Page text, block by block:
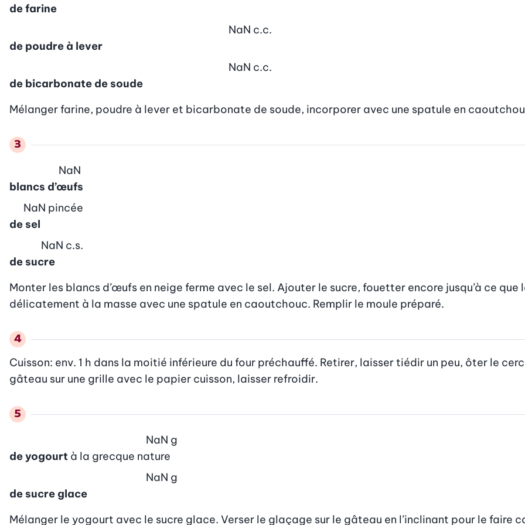
de farine
de poudre à lever
NaN c.c.
de bicarbonate de soude
NaN c.c.
Mélanger farine, poudre à lever et bicarbonate de soude, incorporer avec une spatule en
blancs d’œufs
NaN
de sel
NaN pincée
de sucre
NaN c.s.
Monter les blancs d’œufs en neige ferme avec le sel. Ajouter le sucre, fouetter encore jusqu’à ce
délicatement à la masse avec une spatule en caoutchouc. Remplir le moule préparé.
Cuisson: env. 1 h dans la moitié inférieure du four préchauffé. Retirer, laisser tiédir un peu, ôter le
gâteau sur une grille avec le papier cuisson, laisser refroidir.
de yogourt à la grecque nature
NaN g
de sucre glace
NaN g
Mélanger le yogourt avec le sucre glace. Verser le glaçage sur le gâteau en l’inclinant pour le faire